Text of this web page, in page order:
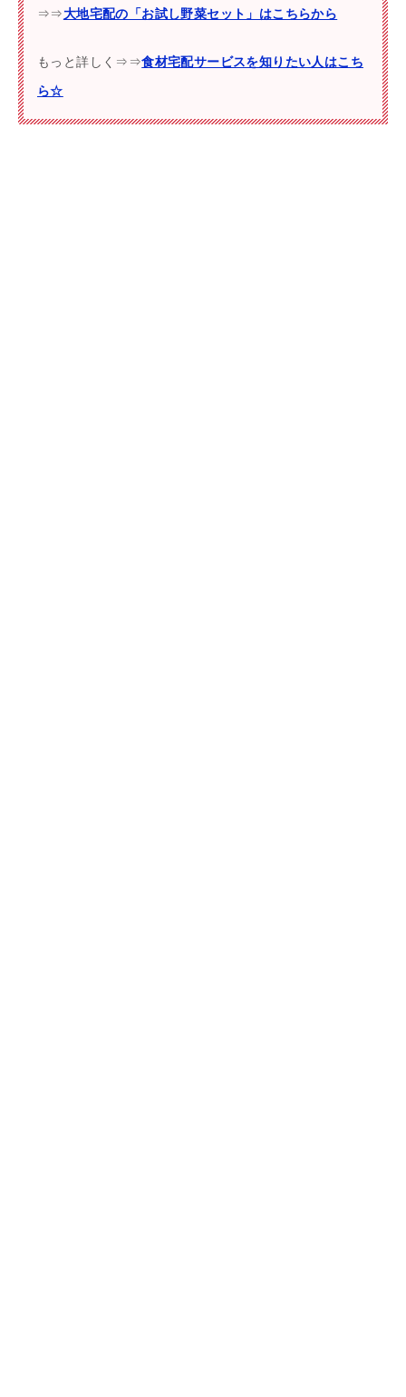
⇒⇒大地宅配の「お試し野菜セット」はこちらから
もっと詳しく⇒⇒食材宅配サービスを知りたい人はこち
ら☆